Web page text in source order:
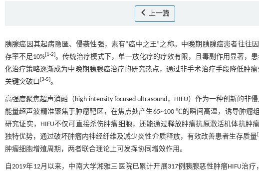
上一篇
胰腺癌因其起病隐匿、侵袭性强，素有“癌中之王”之称。中晚期胰腺癌患者往往
存率不足10%[1-2]。传统治疗模式下，单一放化疗的疗效有限，且毒副作用显著，
化治疗策略逐渐成为中晚期胰腺癌治疗的研究热点，通过非手术治疗手段降低肿
关键突破口 [3-5]。
高强度聚焦超声消融（high-intensity focused ultrasound，HIFU）作为一种创新的
能量超声波精准聚焦于肿瘤靶区，在焦点处产生65~100 ℃的瞬间高温，诱导肿瘤
研究证实，HIFU不仅可直接杀伤肿瘤细胞，还能通过释放肿瘤抗原激活机体抗肿
独特优势，通过破坏肿瘤内神经纤维及减少炎性介质释放，有效改善患者生存质量[
肿瘤细胞增殖周期，两者联合理论上可发挥协同增效作用。
自2019年12月以来，中南大学湘雅三医院已累计开展317例胰腺恶性肿瘤HIFU治